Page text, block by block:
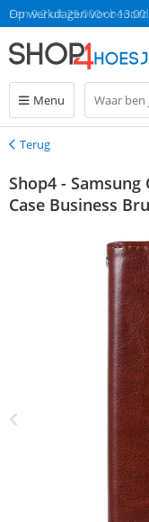
Op werkdagen voor
Menu
Terug
Terug
Shop4 - Samsung
Case Business